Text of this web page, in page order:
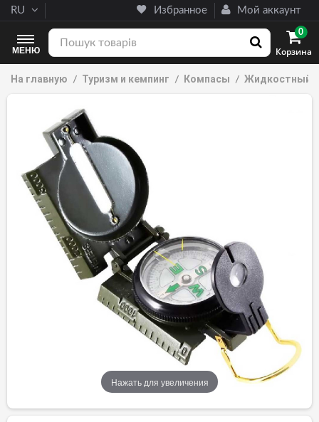
Избранное Мой аккаунт
RU
Корзина
0
МЕНЮ
На главную Туризм и кемпинг Компасы Жидкостный
Нажать для увеличения